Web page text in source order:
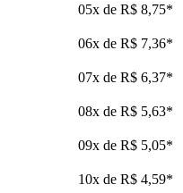
05x de R$ 8,75*
06x de R$ 7,36*
07x de R$ 6,37*
08x de R$ 5,63*
09x de R$ 5,05*
10x de R$ 4,59*